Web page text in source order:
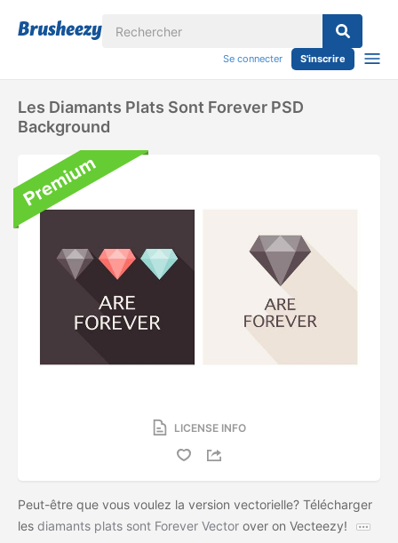
Se connecter S'inscrire
Les Diamants Plats Sont Forever PSD
Background
LICENSE INFO
Peut-être que vous voulez la version vectorielle? Télécharger
les diamants plats sont Forever Vector over on Vecteezy!